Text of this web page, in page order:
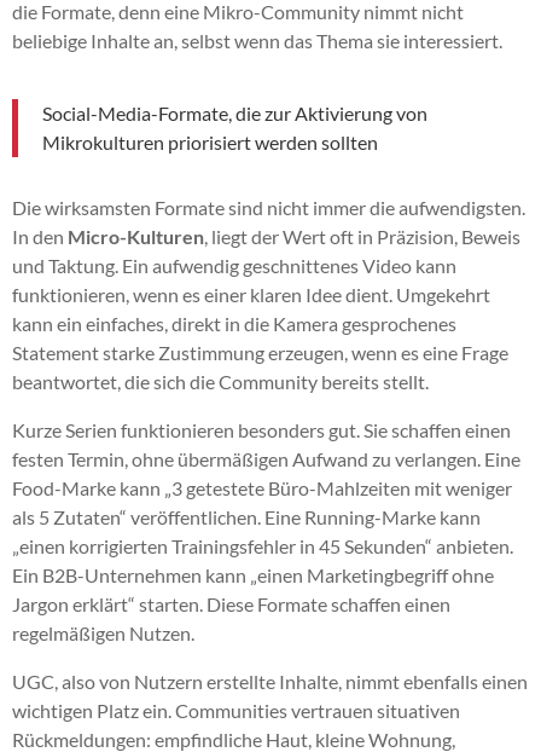
die Formate, denn eine Mikro-Community nimmt nicht
beliebige Inhalte an, selbst wenn das Thema sie interessiert.
Social-Media-Formate, die zur Aktivierung von
Mikrokulturen priorisiert werden sollten
Die wirksamsten Formate sind nicht immer die aufwendigsten.
In den Micro-Kulturen , liegt der Wert oft in Präzision, Beweis
und Taktung. Ein aufwendig geschnittenes Video kann
funktionieren, wenn es einer klaren Idee dient. Umgekehrt
kann ein einfaches, direkt in die Kamera gesprochenes
Statement starke Zustimmung erzeugen, wenn es eine Frage
beantwortet, die sich die Community bereits stellt.
Kurze Serien funktionieren besonders gut. Sie schaffen einen
festen Termin, ohne übermäßigen Aufwand zu verlangen. Eine
Food-Marke kann „3 getestete Büro-Mahlzeiten mit weniger
als 5 Zutaten“ veröffentlichen. Eine Running-Marke kann
„einen korrigierten Trainingsfehler in 45 Sekunden“ anbieten.
Ein B2B-Unternehmen kann „einen Marketingbegriff ohne
Jargon erklärt“ starten. Diese Formate schaffen einen
regelmäßigen Nutzen.
UGC, also von Nutzern erstellte Inhalte, nimmt ebenfalls einen
wichtigen Platz ein. Communities vertrauen situativen
Rückmeldungen: empfindliche Haut, kleine Wohnung,